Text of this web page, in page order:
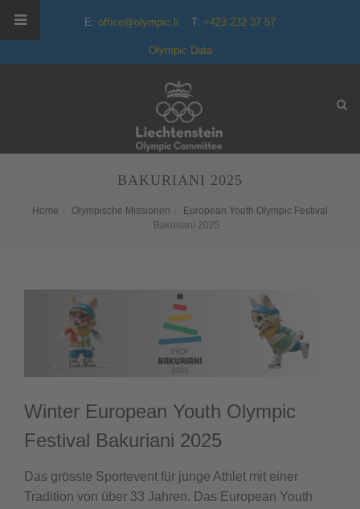
E: office@olympic.li T: +423 232 37 57
Olympic Data
BAKURIANI 2025
Home Olympische Missionen
European Youth Olympic Festival
Bakuriani 2025
Winter European Youth Olympic
Festival Bakuriani 2025
Das grösste Sportevent für junge Athlet mit einer
Tradition von über 33 Jahren. Das European Youth